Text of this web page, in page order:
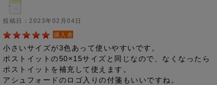
投稿日：2023年02月04日
購入者
小さいサイズが3色あって使いやすいです。
ポストイットの50×15サイズと同じなので、なくなったら
ポストイットを補充して使えます。
アシュフォードのロゴ入りの付箋もいいですね。